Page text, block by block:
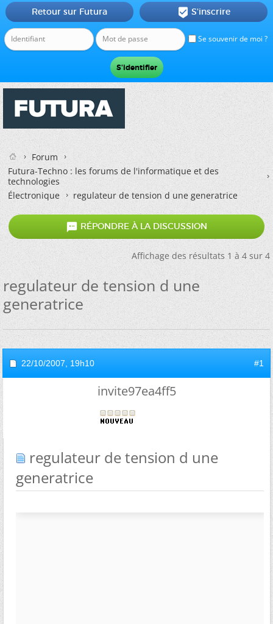
Se souvenir de moi ?
Retour sur Futura  S'inscrire
Forum
Futura-Techno : les forums de l'informatique et des
technologies
Électronique
regulateur de tension d une generatrice
 RÉPONDRE À LA DISCUSSION
Affichage des résultats 1 à 4 sur 4
regulateur de tension d une
generatrice
22/10/2007, 19h10 #1
invite97ea4ff5
regulateur de tension d une
generatrice